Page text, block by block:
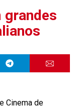
grandes
Cinema de